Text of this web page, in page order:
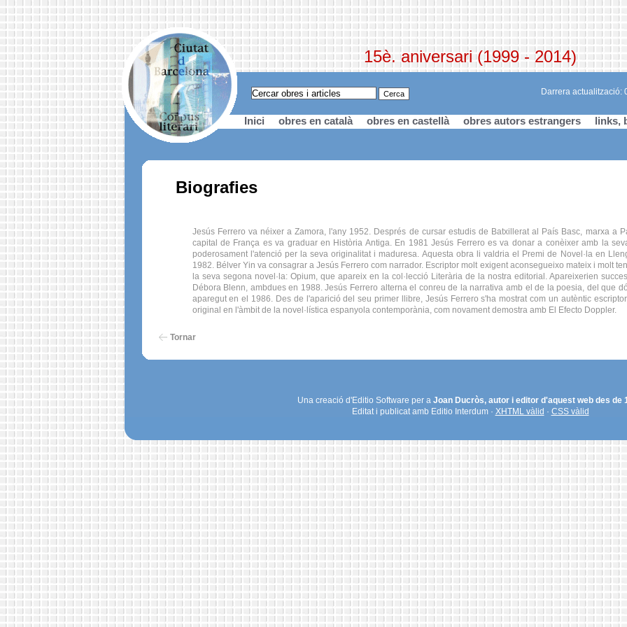
15è. aniversari (1999 - 2014)
Darrera actualització:
Inici obres en català obres en castellà obres autors estrangers links,
Biografies
Jesús Ferrero va néixer a Zamora, l'any 1952. Després de cursar estudis de Batxillerat al País Basc, marxa a
capital de França es va graduar en Història Antiga. En 1981 Jesús Ferrero es va donar a conèixer amb la
poderosament l'atenció per la seva originalitat i maduresa. Aquesta obra li valdria el Premi de Novel·la en
1982. Bélver Yin va consagrar a Jesús Ferrero com narrador. Escriptor molt exigent aconsegueixo mateix i molt
la seva segona novel·la: Opium, que apareix en la col·lecció Literària de la nostra editorial. Apareixerien
Débora Blenn, ambdues en 1988. Jesús Ferrero alterna el conreu de la narrativa amb el de la poesia, del que
aparegut en el 1986. Des de l'aparició del seu primer llibre, Jesús Ferrero s'ha mostrat com un autèntic
original en l'àmbit de la novel·lística espanyola contemporània, com novament demostra amb El Efecto Doppler.
Tornar
Una creació d'Editio Software per a Joan Ducròs, autor i editor d'aquest web des de
Editat i publicat amb Editio Interdum · XHTML vàlid · CSS vàlid